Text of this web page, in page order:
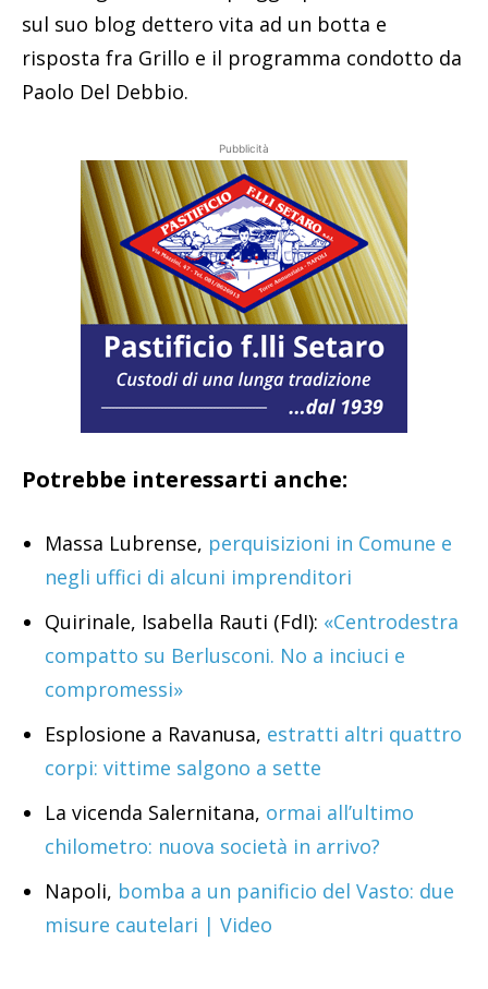
sul suo blog dettero vita ad un botta e
risposta fra Grillo e il programma condotto da
Paolo Del Debbio.
Pubblicità
Potrebbe interessarti anche:
Massa Lubrense, perquisizioni in Comune e
negli uffici di alcuni imprenditori
Quirinale, Isabella Rauti (FdI): «Centrodestra
compatto su Berlusconi. No a inciuci e
compromessi»
Esplosione a Ravanusa, estratti altri quattro
corpi: vittime salgono a sette
La vicenda Salernitana, ormai all’ultimo
chilometro: nuova società in arrivo?
Napoli, bomba a un panificio del Vasto: due
misure cautelari | Video